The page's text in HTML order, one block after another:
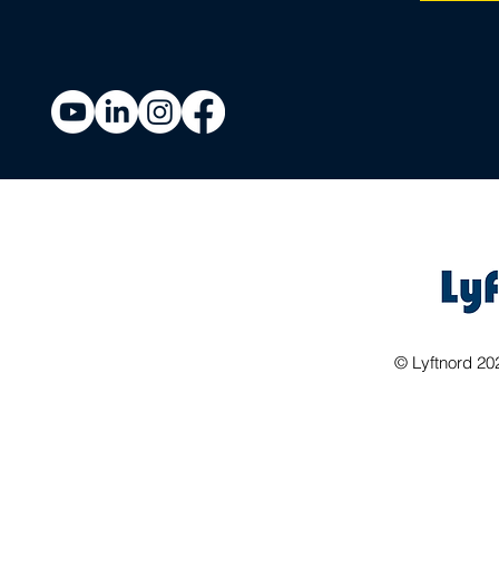
© Lyftnord